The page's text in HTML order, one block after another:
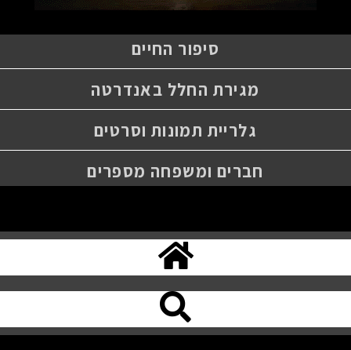
סיפור החיים
מגירת החלל באנדרטה
גלריית תמונות וסרטים
חברים ומשפחה מספרים